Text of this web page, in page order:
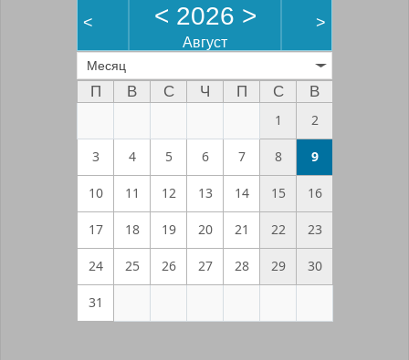
< < 2026 >
Август
>
Месяц
П В С Ч П С
В
1
2
3 4 5 6 7 8 9
10 11 12 13 14 15 16
17 18 19 20 21 22 23
24 25 26 27 28 29 30
31